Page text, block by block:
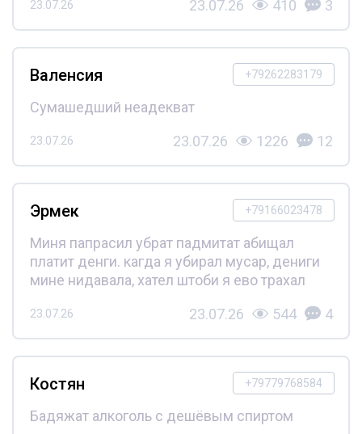
23.07.26 23.07.26 410 3
+79262283179
Валенсия
Сумашедший неадекват
23.07.26 23.07.26 1226 12
+79166023478
Эрмек
Миня папрасил убрат падмитат абищал
платит денги. кагда я убирал мусар, дениги
мине нидавала, хател штоби я ево трахал
23.07.26 23.07.26 544 4
+79779768584
Костян
Бадяжат алкоголь с дешёвым спиртом